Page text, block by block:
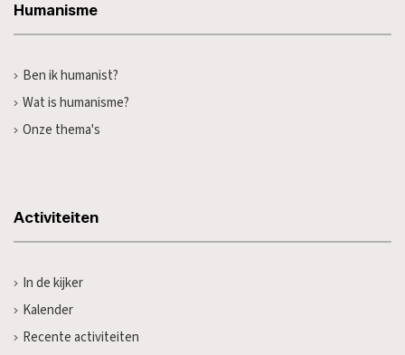
Humanisme
Ben ik humanist?
Wat is humanisme?
Onze thema's
Activiteiten
In de kijker
Kalender
Recente activiteiten